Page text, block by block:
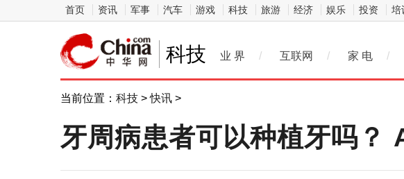
首页 资讯 军事 汽车 游戏 科技 旅游 经济 娱乐 投资 培
科技 业 界 / 互联网 / 家 电 /
当前位置： 科技 >快讯 >
牙周病患者可以种植牙吗？